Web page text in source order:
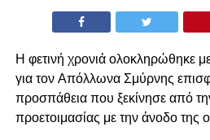
Η φετινή χρονιά ολοκληρώθηκε
για τον Απόλλωνα Σμύρνης
προσπάθεια που ξεκίνησε από
προετοιμασίας με την άνοδο της